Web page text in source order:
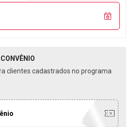
CONVÊNIO
clientes cadastrados no programa